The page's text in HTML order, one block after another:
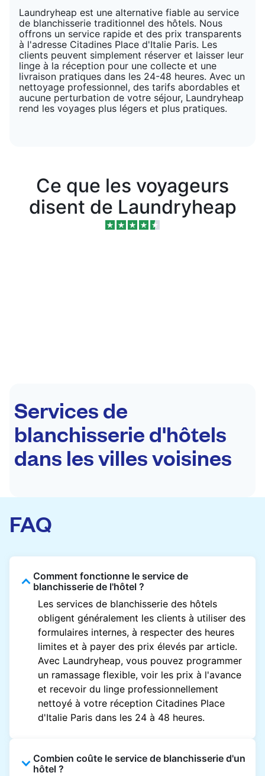
Laundryheap est une alternative fiable au service
de blanchisserie traditionnel des hôtels. Nous
offrons un service rapide et des prix transparents
à l'adresse Citadines Place d'Italie Paris. Les
clients peuvent simplement réserver et laisser leur
linge à la réception pour une collecte et une
livraison pratiques dans les 24-48 heures. Avec un
nettoyage professionnel, des tarifs abordables et
aucune perturbation de votre séjour, Laundryheap
rend les voyages plus légers et plus pratiques.
Ce que les voyageurs
disent de Laundryheap
Services de
blanchisserie d'hôtels
dans les villes voisines
FAQ
Comment fonctionne le service de
blanchisserie de l'hôtel ?
Les services de blanchisserie des hôtels
obligent généralement les clients à utiliser des
formulaires internes, à respecter des heures
limites et à payer des prix élevés par article.
Avec Laundryheap, vous pouvez programmer
un ramassage flexible, voir les prix à l'avance
et recevoir du linge professionnellement
nettoyé à votre réception Citadines Place
d'Italie Paris dans les 24 à 48 heures.
Combien coûte le service de blanchisserie d'un
hôtel ?